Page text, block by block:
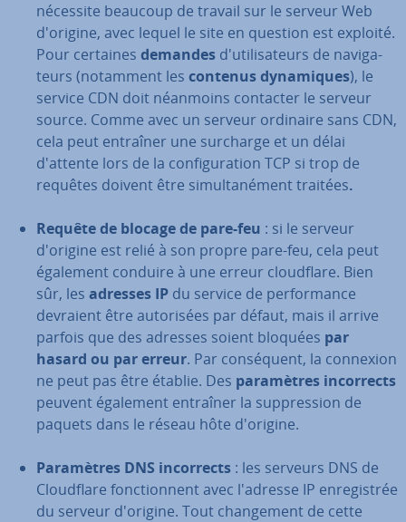
nécessite beaucoup de travail sur le serveur Web
d'origine, avec lequel le site en question est exploité.
Pour certaines demandes d'uti­li­sa­teurs de na­vi­ga­
teurs (notamment les contenus dy­na­miques), le
service CDN doit néanmoins contacter le serveur
source. Comme avec un serveur ordinaire sans CDN,
cela peut entraîner une surcharge et un délai
d'attente lors de la con­fi­gu­ra­tion TCP si trop de
requêtes doivent être si­mul­ta­né­ment traitées.
Requête de blocage de pare-feu : si le serveur
d'origine est relié à son propre pare-feu, cela peut
également conduire à une erreur cloud­flare. Bien
sûr, les adresses IP du service de per­for­mance
devraient être au­to­ri­sées par défaut, mais il arrive
parfois que des adresses soient bloquées par
hasard ou par erreur. Par con­sé­quent, la connexion
ne peut pas être établie. Des pa­ra­mètres in­cor­rects
peuvent également entraîner la sup­pres­sion de
paquets dans le réseau hôte d'origine.
Pa­ra­mètres DNS in­cor­rects : les serveurs DNS de
Cloud­flare fonc­tion­nent avec l'adresse IP en­re­gis­trée
du serveur d'origine. Tout chan­ge­ment de cette